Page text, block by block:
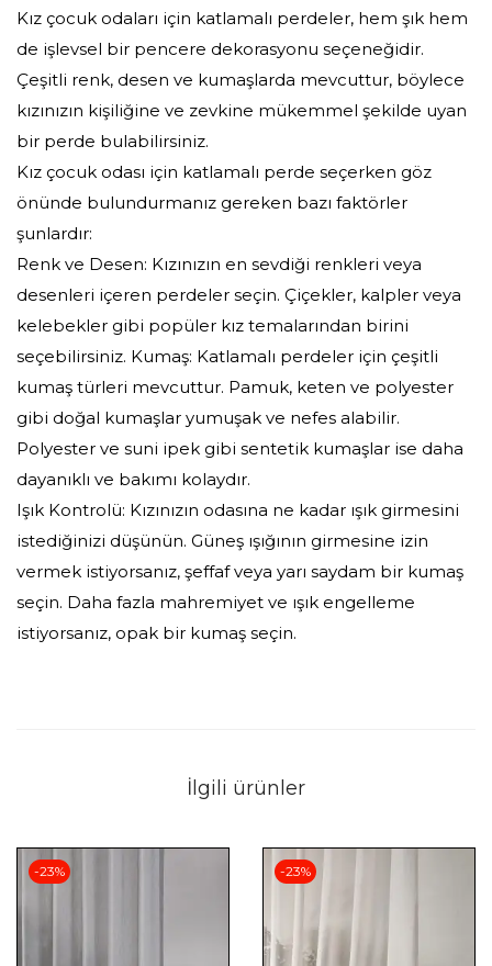
Kız çocuk odaları için katlamalı perdeler, hem şık hem
de işlevsel bir pencere dekorasyonu seçeneğidir.
Çeşitli renk, desen ve kumaşlarda mevcuttur, böylece
kızınızın kişiliğine ve zevkine mükemmel şekilde uyan
bir perde bulabilirsiniz.
Kız çocuk odası için katlamalı perde seçerken göz
önünde bulundurmanız gereken bazı faktörler
şunlardır:
Renk ve Desen: Kızınızın en sevdiği renkleri veya
desenleri içeren perdeler seçin. Çiçekler, kalpler veya
kelebekler gibi popüler kız temalarından birini
seçebilirsiniz. Kumaş: Katlamalı perdeler için çeşitli
kumaş türleri mevcuttur. Pamuk, keten ve polyester
gibi doğal kumaşlar yumuşak ve nefes alabilir.
Polyester ve suni ipek gibi sentetik kumaşlar ise daha
dayanıklı ve bakımı kolaydır.
Işık Kontrolü: Kızınızın odasına ne kadar ışık girmesini
istediğinizi düşünün. Güneş ışığının girmesine izin
vermek istiyorsanız, şeffaf veya yarı saydam bir kumaş
seçin. Daha fazla mahremiyet ve ışık engelleme
istiyorsanız, opak bir kumaş seçin.
İlgili ürünler
-23% -23%